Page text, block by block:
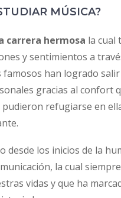
MÚSICA?
carrera hermosa la cual
y sentimientos a
famosos han logrado
gracias al confort
pudieron refugiarse en
desde los inicios de la
la cual
vidas y que ha